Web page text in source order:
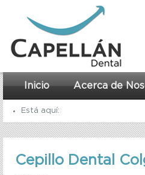
Inicio Acerca de
Está aquí:
Inicio
Productos Preventivos
Cepillo Dental